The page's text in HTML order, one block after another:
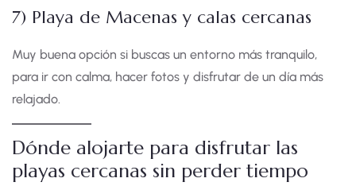
7) Playa de Macenas y calas cercanas
Muy buena opción si buscas un entorno más tranquilo,
para ir con calma, hacer fotos y disfrutar de un día más
relajado.
Dónde alojarte para disfrutar las
playas cercanas sin perder tiempo